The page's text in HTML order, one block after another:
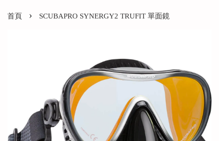
首頁 › SCUBAPRO SYNERGY2 TRUFIT 單面鏡